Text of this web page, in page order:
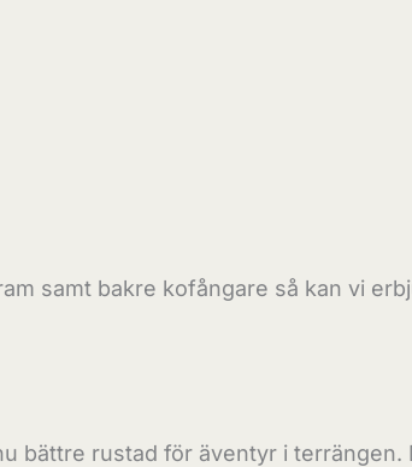
samt bakre kofångare så kan vi
bättre rustad för äventyr i terrängen.